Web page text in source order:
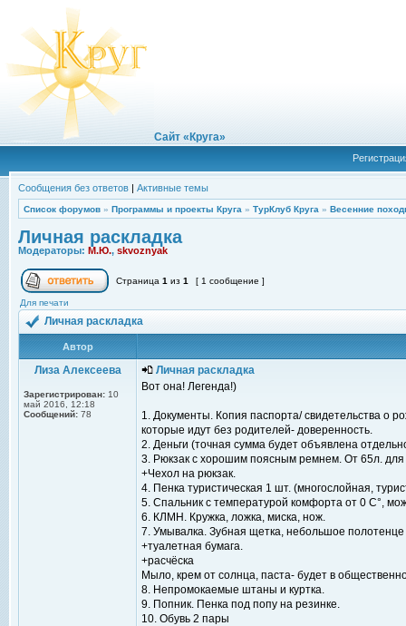
Сайт «Круга»
Сообщения без ответов | Активные темы
Список форумов » Программы и проекты Круга » ТурКлуб Круга » Весенние
Личная раскладка
Модераторы: М.Ю., skvoznyak
Страница 1 из 1 [ 1 сообщение ]
Для печати
Личная раскладка
Автор
Лиза Алексеева
Зарегистрирован: 10
май 2016, 12:18
Сообщений: 78
Личная раскладка
Вот она! Легенда!)
1. Документы. Копия паспорта/ свидетельства о
которые идут без родителей- доверенность.
2. Деньги (точная сумма будет объявлена
3. Рюкзак с хорошим поясным ремнем. От 65л.
+Чехол на рюкзак.
4. Пенка туристическая 1 шт. (многослойная,
5. Спальник с температурой комфорта от 0 C°,
6. КЛМН. Кружка, ложка, миска, нож.
7. Умывалка. Зубная щетка, небольшое
+туалетная бумага.
+расчёска
Мыло, крем от солнца, паста- будет в
8. Непромокаемые штаны и куртка.
9. Попник. Пенка под попу на резинке.
10. Обувь 2 пары